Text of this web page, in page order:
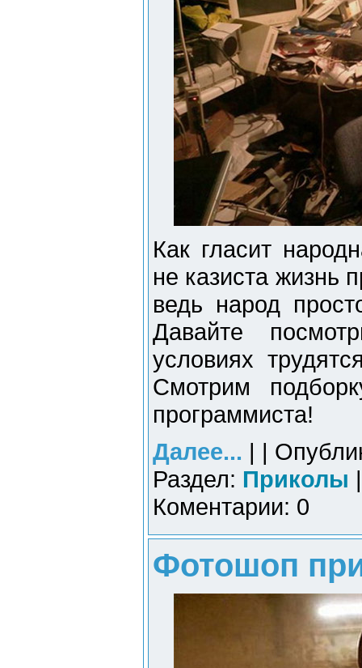
Как гласит
не казиста жизнь
ведь народ
Давайте
условиях
Смотрим
программиста!
Далее... | |
Раздел: Приколы
Коментарии: 0
Фотошоп